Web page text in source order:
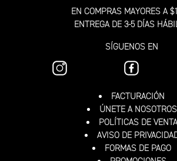
EN COMPRAS MAYORES A
ENTREGA DE 3-5 DÍAS
SÍGUENOS EN
FACTURACIÓN
ÚNETE A NOSOTROS
POLÍTICAS DE VENTA
AVISO DE
FORMAS DE PAGO